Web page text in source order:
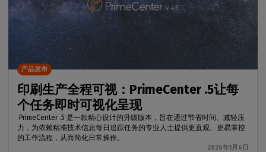
印刷生产全程可视：PrimeCenter .5让每
个任务即时可视化呈现
PrimeCenter .5 是一款精心设计的升级版本，旨在通过节省时间、减轻压
力，为依赖精准技术信息每日追踪任务的专业人士提供更直观、更易掌控
的工作流程，从而简化日常操作。
2026年1月6日
产品发布